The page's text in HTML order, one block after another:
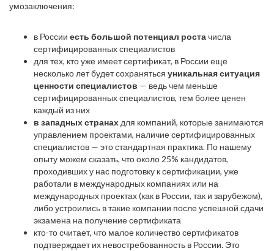
умозаключения:
в России есть большой потенциал ростачисла
сертифицированных специалистов
для тех, кто уже имеет сертификат, в России еще
несколько лет будет сохраняться уникальная ситуация
ценности специалистов — ведь чем меньше
сертифицированных специалистов, тем более ценен
каждый из них
в западных странах для компаний, которые занимаются
управлением проектами, наличие сертифицированных
специалистов — это стандартная практика. По нашему
опыту можем сказать, что около 25% кандидатов,
проходивших у нас подготовку к сертификации, уже
работали в международных компаниях или на
международных проектах (как в России, так и зарубежом),
либо устроились в такие компании после успешной сдачи
экзамена на получение сертификата
кто-то считает, что малое количество сертификатов
подтверждает их невостребованность в России. Это